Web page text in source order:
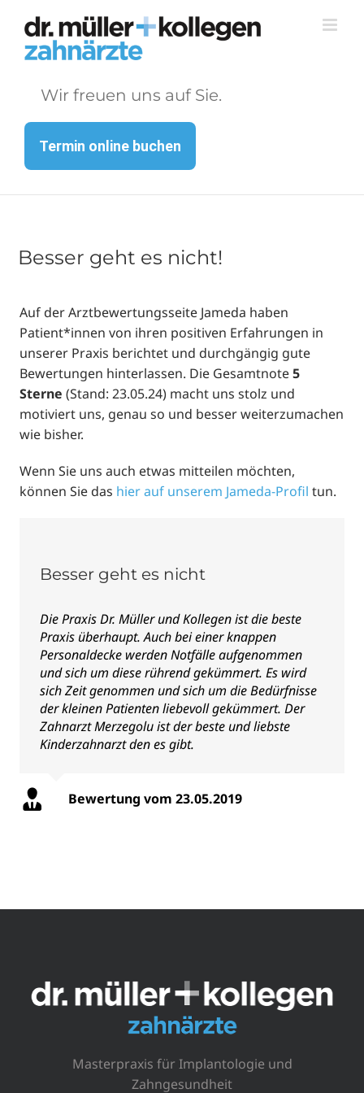
Inhalt
springen
Wir freuen uns auf Sie.
Termin online buchen
Besser geht es nicht!
Auf der Arztbewertungsseite Jameda haben
Patient*innen von ihren positiven Erfahrungen in
unserer Praxis berichtet und durchgängig gute
Bewertungen hinterlassen. Die Gesamtnote5
Sterne (Stand: 23.05.24) macht uns stolz und
motiviert uns, genau so und besser weiterzumachen
wie bisher.
Wenn Sie uns auch etwas mitteilen möchten,
können Sie das hier auf unserem Jameda-Profil tun.
Besser geht es nicht
Die Praxis Dr. Müller und Kollegen ist die beste
Praxis überhaupt. Auch bei einer knappen
Personaldecke werden Notfälle aufgenommen
und sich um diese rührend gekümmert. Es wird
sich Zeit genommen und sich um die Bedürfnisse
der kleinen Patienten liebevoll gekümmert. Der
Zahnarzt Merzegolu ist der beste und liebste
Kinderzahnarzt den es gibt.
Bewertung vom 23.05.2019
Freundliche und gute
Ich war mit meiner 7 jährigen Tochter dort. Sehr
kinderfreundlicher Arzt. Haben uns gut
aufgehoben gefühlt.
Bewertung vom 09.05.2019
Super !Kann die Praxis weiter
aufgehoben
Bei mir musste der Zahn gezogen
werden,Dr.med.dent.M.Sc.Wolfgang Müller hat
mir die Angs genommen und es super gemacht .
Bewertung vom 13.04.2019
Angenehme, schmerzfreie
Tolles Team. Termin kurzfristig bekommen. Keine
Wartezeit. Angenehmer Wartebereich. Es wird mit
der modernsten Technik gearbeitet. Das
Zahnarztteam arbeitet professionell und ist
trotzdem noch zum scherzen aufgelegt. Komme
sehr gerne wieder.“
versichert
Masterpraxis für Implantologie und
Zahngesundheit